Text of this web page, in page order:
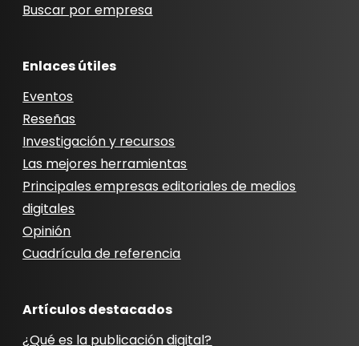
Buscar por empresa
Enlaces útiles
Eventos
Reseñas
Investigación y recursos
Las mejores herramientas
Principales empresas editoriales de medios
digitales
Opinión
Cuadrícula de referencia
Artículos destacados
¿Qué es la publicación digital?